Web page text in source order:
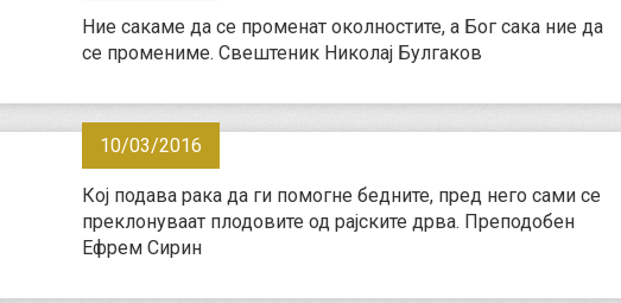
Ние сакаме да се променат околностите, а Бог сака ние да
се промениме. Свештеник Николај Булгаков
10/03/2016
Кој подава рака да ги помогне бедните, пред него сами се
преклонуваат плодовите од рајските дрва. Преподобен
Ефрем Сирин